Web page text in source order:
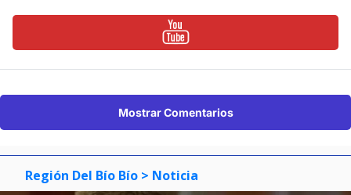
Mostrar Comentarios
Región Del Bío Bío > Noticia